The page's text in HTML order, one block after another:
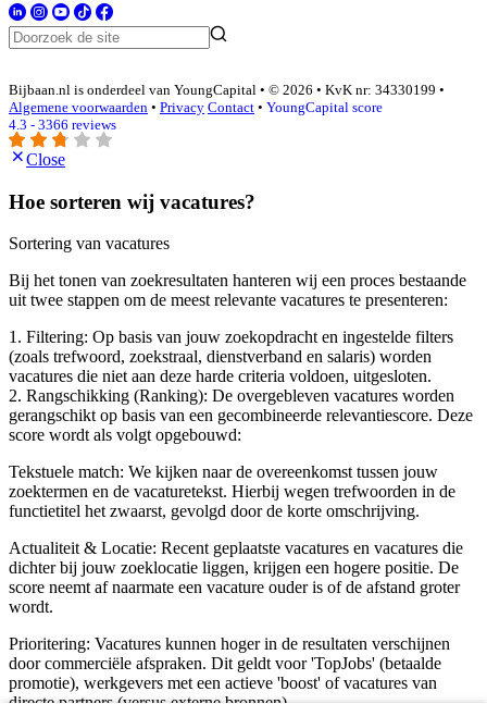
Bijbaan.nl is onderdeel van YoungCapital • © 2026 • KvK nr: 34330199 •
Algemene voorwaarden • Privacy Contact • YoungCapital score
4.3 - 3366 reviews
Close
Hoe sorteren wij vacatures?
Sortering van vacatures
Bij het tonen van zoekresultaten hanteren wij een proces bestaande
uit twee stappen om de meest relevante vacatures te presenteren:
1. Filtering: Op basis van jouw zoekopdracht en ingestelde filters
(zoals trefwoord, zoekstraal, dienstverband en salaris) worden
vacatures die niet aan deze harde criteria voldoen, uitgesloten.
2. Rangschikking (Ranking): De overgebleven vacatures worden
gerangschikt op basis van een gecombineerde relevantiescore. Deze
score wordt als volgt opgebouwd:
Tekstuele match: We kijken naar de overeenkomst tussen jouw
zoektermen en de vacaturetekst. Hierbij wegen trefwoorden in de
functietitel het zwaarst, gevolgd door de korte omschrijving.
Actualiteit & Locatie: Recent geplaatste vacatures en vacatures die
dichter bij jouw zoeklocatie liggen, krijgen een hogere positie. De
score neemt af naarmate een vacature ouder is of de afstand groter
wordt.
Prioritering: Vacatures kunnen hoger in de resultaten verschijnen
door commerciële afspraken. Dit geldt voor 'TopJobs' (betaalde
promotie), werkgevers met een actieve 'boost' of vacatures van